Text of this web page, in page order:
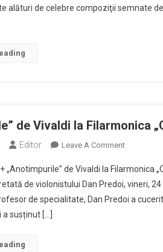
/
alături de celebre compoziţii semnate
de Vivaldi la Filarmonica
Editor Leave A CommentOn
De
Vivaldi
La
„Anotimpurile” de Vivaldi la Filarmonica
de violonistului Dan Predoi, vineri,
de specialitate, Dan Predoi a
susținut […]